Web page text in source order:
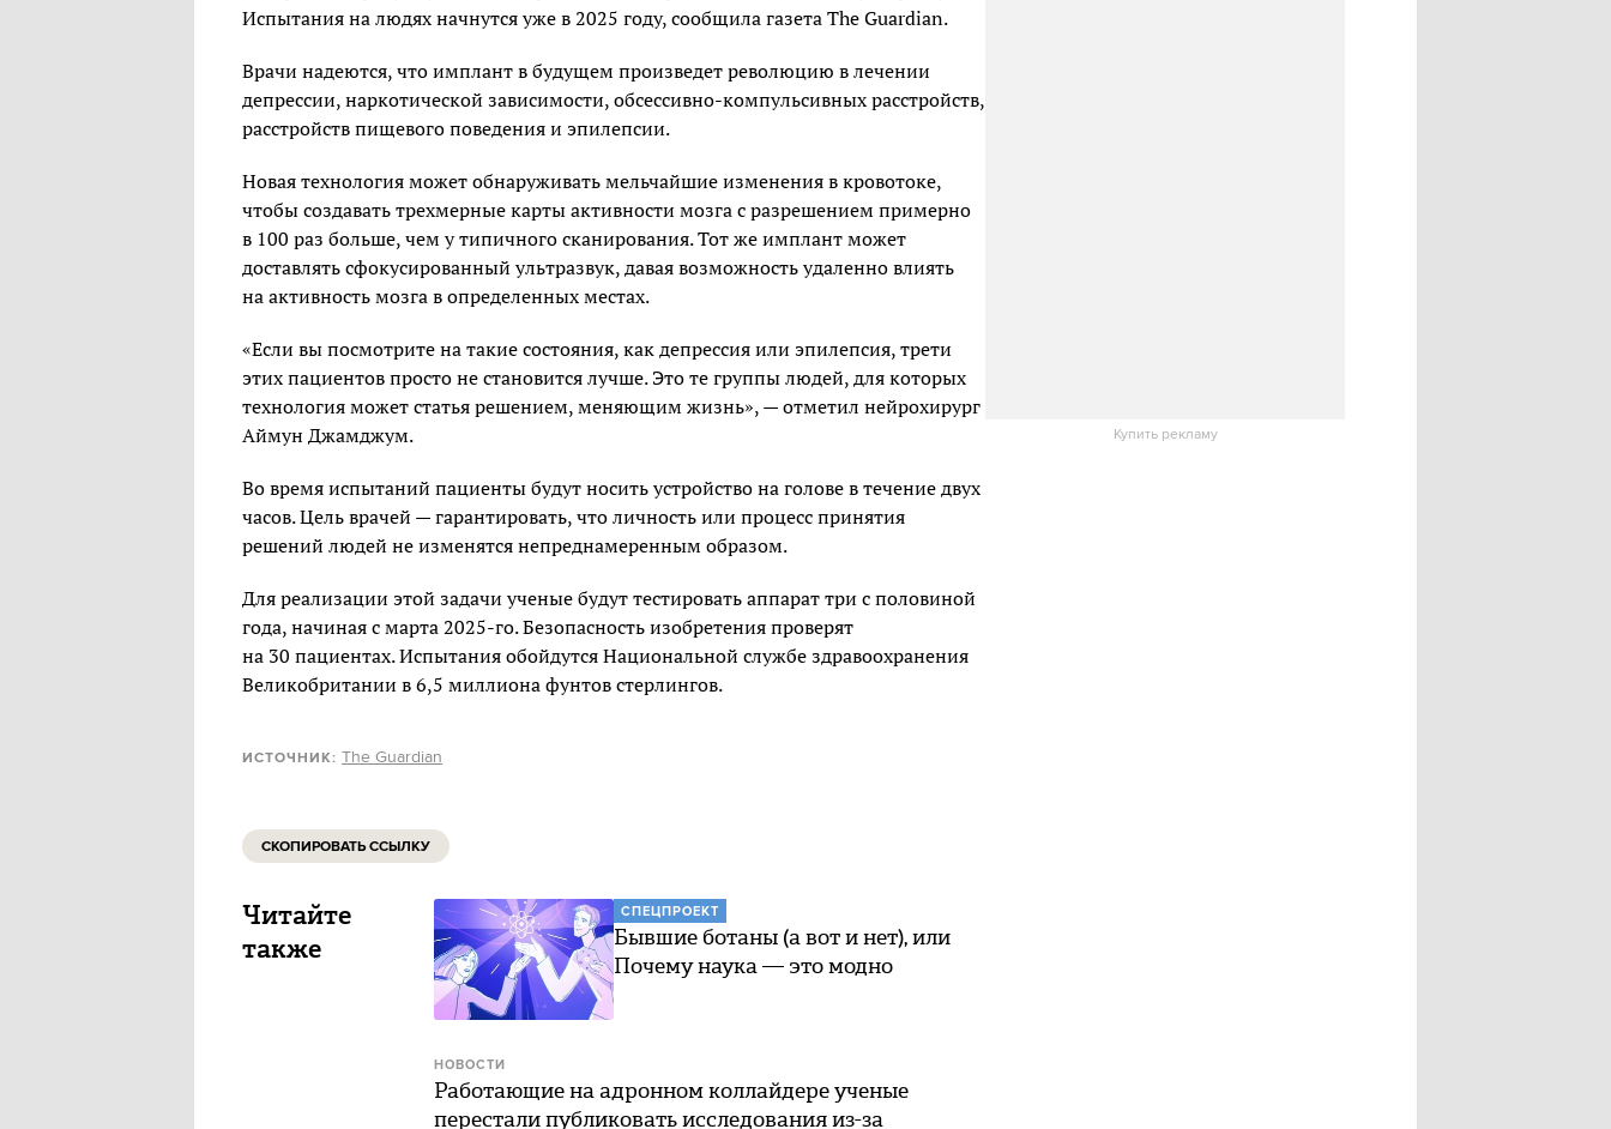
Испытания на людях начнутся уже в 2025 году, сообщила газета The Guardian.
Врачи надеются, что имплант в будущем произведет революцию в лечении
депрессии, наркотической зависимости, обсессивно-компульсивных расстройств,
расстройств пищевого поведения и эпилепсии.
Новая технология может обнаруживать мельчайшие изменения в кровотоке,
чтобы создавать трехмерные карты активности мозга с разрешением примерно
в 100 раз больше, чем у типичного сканирования. Тот же имплант может
доставлять сфокусированный ультразвук, давая возможность удаленно влиять
на активность мозга в определенных местах.
«Если вы посмотрите на такие состояния, как депрессия или эпилепсия, трети
этих пациентов просто не становится лучше. Это те группы людей, для которых
технология может статья решением, меняющим жизнь», — отметил нейрохирург
Аймун Джамджум.
Во время испытаний пациенты будут носить устройство на голове в течение двух
часов. Цель врачей — гарантировать, что личность или процесс принятия
решений людей не изменятся непреднамеренным образом.
Для реализации этой задачи ученые будут тестировать аппарат три с половиной
года, начиная с марта 2025-го. Безопасность изобретения проверят
на 30 пациентах. Испытания обойдутся Национальной службе здравоохранения
Великобритании в 6,5 миллиона фунтов стерлингов.
ИСТОЧНИК: The Guardian
Купить рекламу
СКОПИРОВАТЬ ССЫЛКУ
Читайте
также
СПЕЦПРОЕКТ
Бывшие ботаны (а вот и нет), или
Почему наука — это модно
НОВОСТИ
Работающие на адронном коллайдере ученые
перестали публиковать исследования из-за